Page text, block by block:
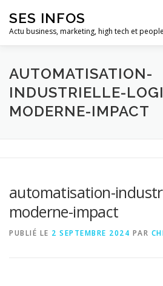
contenu
SES INFOS
Actu business, marketing, high tech et people
BUSINESS MARKETING
HIGH TECH ET INFORMATIQUE
AUTOMATISATION-
INDUSTRIELLE-
MODERNE-IMPACT
automatisation-
moderne-impact
PUBLIÉ LE 2 SEPTEMBRE 2024 PAR